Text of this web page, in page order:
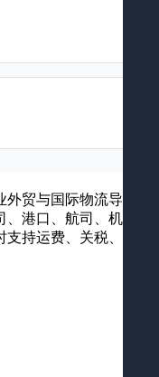
贸与国际物流导航平
港口、航司、机场、
持运费、关税、海关